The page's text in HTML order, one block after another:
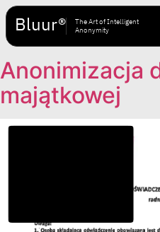
Bluur®
The Art of Intelligent
Anonymity
Anonimizacja
majątkowej